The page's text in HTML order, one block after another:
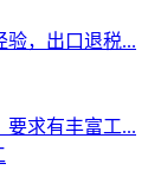
验，出口退税...
要求有丰富工...